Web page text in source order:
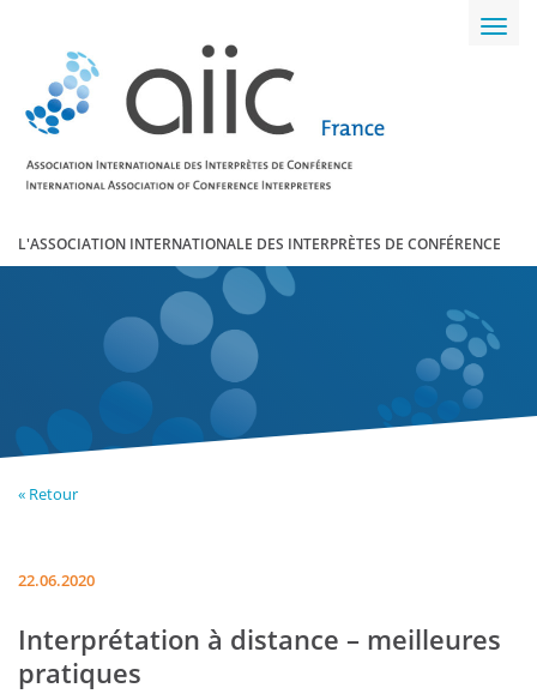
L'ASSOCIATION INTERNATIONALE DES INTERPRÈTES DE CONFÉRENCE
« Retour
22.06.2020
Interprétation à distance – meilleures
pratiques